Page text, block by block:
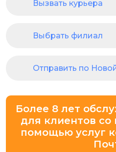
Вызвать курьера
Выбрать филиал
Отправить по
Более 8 лет
для клиентов со
помощью услуг